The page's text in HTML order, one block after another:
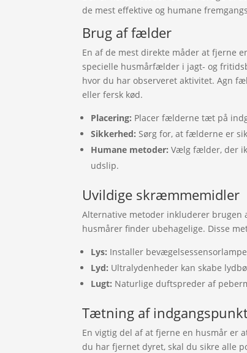
de mest effektive og humane
Brug af fælder
En af de mest direkte måder at fjerne
specielle husmårfælder i jagt- og
hvor du har observeret aktivitet. Agn
eller fersk kød.
Placering: Placer fælderne tæt på
Sikkerhed: Sørg for, at fælderne er
Humane metoder: Vælg fælder, der
udslip.
Uvildige skræmmemidler
Alternative metoder inkluderer
husmårer finder ubehagelige. Disse
Lys: Installer
Lyd: Ultralydenheder kan skabe
Lugt: Naturlige duftspreder af
Tætning af
En vigtig del af at fjerne en husmår er
du har fjernet dyret, skal du sikre alle